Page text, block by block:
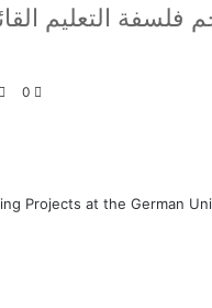
التعليم
0